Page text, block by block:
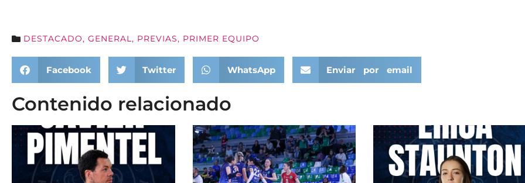
DESTACADO, GENERAL, PREVIAS, PRIMER EQUIPO
Facebook Twitter WhatsApp Enviar por email
Contenido relacionado